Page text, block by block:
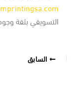
بثقة وجودة.
السابق